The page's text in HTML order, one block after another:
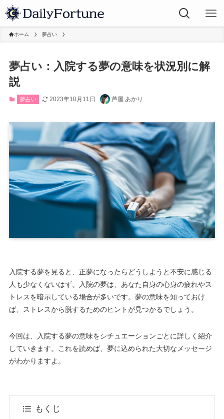
ホーム 夢占い
夢占い：入院する夢の意味を状況別に解
説
夢占い 2023年10月11日 芦屋 あかり
入院する夢を見ると、正夢になったらどうしようと不安に感じる
人も少なくないはず。入院の夢は、あなた自身の心身の疲れやス
トレスを暗示している場合が多いです。夢の意味を知っておけ
ば、ストレスから脱するためのヒントが見つかるでしょう。
今回は、入院する夢の意味をシチュエーションごとに詳しく紹介
していきます。これを読めば、夢に込められた大切なメッセージ
がわかりますよ。
もくじ